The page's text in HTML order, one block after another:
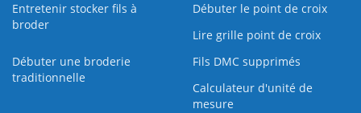
Entretenir stocker fils à
broder
Débuter le point de croix
Lire grille point de croix
Débuter une broderie
traditionnelle
Fils DMC supprimés
Calculateur d'unité de
mesure